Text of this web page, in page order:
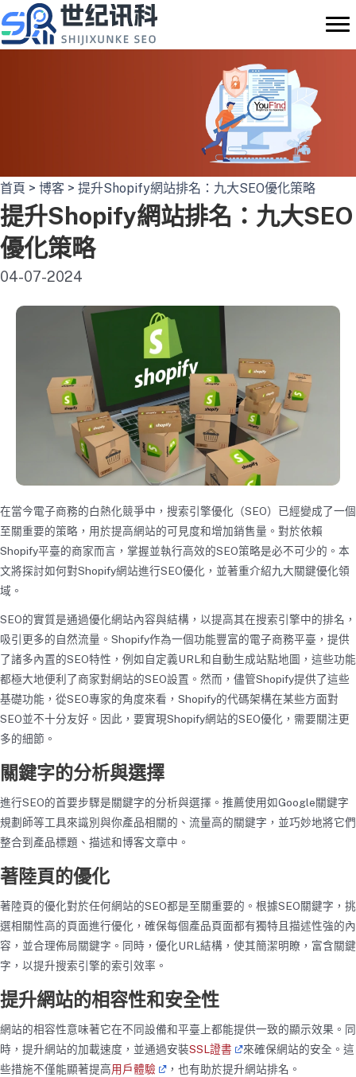
to
content
首頁 > 博客 > 提升Shopify網站排名：九大SEO優化策略
提升Shopify網站排名：九大SEO
優化策略
04-07-2024
在當今電子商務的白熱化競爭中，搜索引擎優化（SEO）已經變成了一個
至關重要的策略，用於提高網站的可見度和增加銷售量。對於依賴
Shopify平臺的商家而言，掌握並執行高效的SEO策略是必不可少的。本
文將探討如何對Shopify網站進行SEO優化，並著重介紹九大關鍵優化領
域。
SEO的實質是通過優化網站內容與結構，以提高其在搜索引擎中的排名，
吸引更多的自然流量。Shopify作為一個功能豐富的電子商務平臺，提供
了諸多內置的SEO特性，例如自定義URL和自動生成站點地圖，這些功能
都極大地便利了商家對網站的SEO設置。然而，儘管Shopify提供了這些
基礎功能，從SEO專家的角度來看，Shopify的代碼架構在某些方面對
SEO並不十分友好。因此，要實現Shopify網站的SEO優化，需要關注更
多的細節。
關鍵字的分析與選擇
進行SEO的首要步驟是關鍵字的分析與選擇。推薦使用如Google關鍵字
規劃師等工具來識別與你產品相關的、流量高的關鍵字，並巧妙地將它們
整合到產品標題、描述和博客文章中。
著陸頁的優化
著陸頁的優化對於任何網站的SEO都是至關重要的。根據SEO關鍵字，挑
選相關性高的頁面進行優化，確保每個產品頁面都有獨特且描述性強的內
容，並合理佈局關鍵字。同時，優化URL結構，使其簡潔明瞭，富含關鍵
字，以提升搜索引擎的索引效率。
提升網站的相容性和安全性
網站的相容性意味著它在不同設備和平臺上都能提供一致的顯示效果。同
時，提升網站的加載速度，並通過安裝SSL證書
來確保網站的安全。這
些措施不僅能顯著提高用戶體驗 ，也有助於提升網站排名。